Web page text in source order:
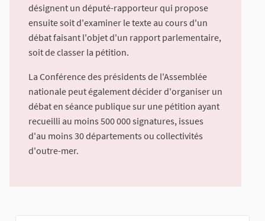
désignent un député-rapporteur qui propose
ensuite soit d'examiner le texte au cours d'un
débat faisant l'objet d'un rapport parlementaire,
soit de classer la pétition.
La Conférence des présidents de l'Assemblée
nationale peut également décider d'organiser un
débat en séance publique sur une pétition ayant
recueilli au moins 500 000 signatures, issues
d'au moins 30 départements ou collectivités
d'outre-mer.